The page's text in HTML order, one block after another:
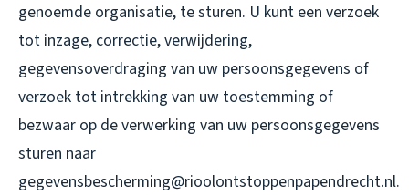
genoemde organisatie, te sturen. U kunt een verzoek
tot inzage, correctie, verwijdering,
gegevensoverdraging van uw persoonsgegevens of
verzoek tot intrekking van uw toestemming of
bezwaar op de verwerking van uw persoonsgegevens
sturen naar
gegevensbescherming@rioolontstoppenpapendrecht.nl.